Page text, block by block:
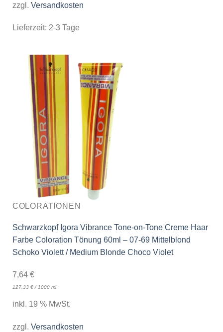
zzgl. Versandkosten
Lieferzeit: 2-3 Tage
COLORATIONEN
Schwarzkopf Igora Vibrance Tone-on-Tone Creme Haar
Farbe Coloration Tönung 60ml – 07-69 Mittelblond
Schoko Violett / Medium Blonde Choco Violet
7,64 €
127,33 €/1000 ml
inkl. 19 % MwSt.
zzgl. Versandkosten